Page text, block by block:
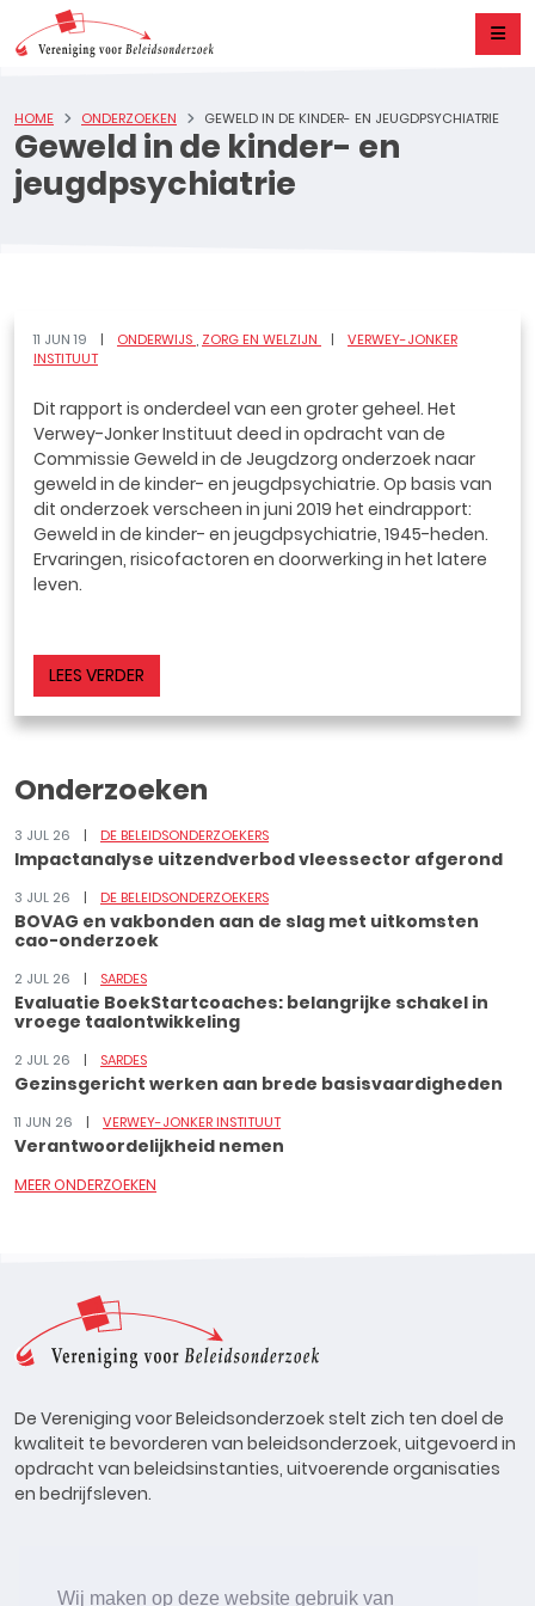
Wij maken op deze website gebruik van
Geweld in de kinder- en
jeugdpsychiatrie
HOME ONDERZOEKEN GEWELD IN DE KINDER- EN JEUGDPSYCHIATRIE
11 JUN 19 ONDERWIJS ZORG EN WELZIJN
VERWEY-JONKER
INSTITUUT
Dit rapport is onderdeel van een groter geheel. Het
Verwey-Jonker Instituut deed in opdracht van de
Commissie Geweld in de Jeugdzorg onderzoek naar
geweld in de kinder- en jeugdpsychiatrie. Op basis van
dit onderzoek verscheen in juni 2019 het eindrapport:
Geweld in de kinder- en jeugdpsychiatrie, 1945-heden.
Ervaringen, risicofactoren en doorwerking in het latere
leven.
LEES VERDER
Onderzoeken
3 JUL 26 DE BELEIDSONDERZOEKERS
Impactanalyse uitzendverbod vleessector afgerond
3 JUL 26 DE BELEIDSONDERZOEKERS
BOVAG en vakbonden aan de slag met uitkomsten
cao-onderzoek
2 JUL 26 SARDES
Evaluatie BoekStartcoaches: belangrijke schakel in
vroege taalontwikkeling
2 JUL 26 SARDES
Gezinsgericht werken aan brede basisvaardigheden
11 JUN 26 VERWEY-JONKER INSTITUUT
Verantwoordelijkheid nemen
MEER ONDERZOEKEN
De Vereniging voor Beleidsonderzoek stelt zich ten doel de
kwaliteit te bevorderen van beleidsonderzoek, uitgevoerd in
opdracht van beleidsinstanties, uitvoerende organisaties
en bedrijfsleven.